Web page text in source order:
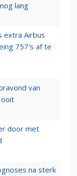
lang
extra Airbus
757's af te
van
door met
na sterk